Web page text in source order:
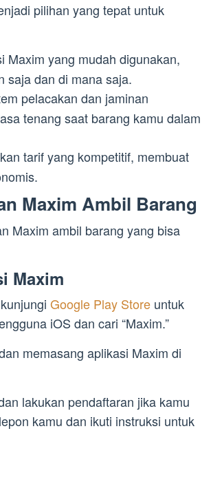
pilihan yang tepat untuk
Maxim yang mudah digunakan,
saja dan di mana saja.
pelacakan dan jaminan
tenang saat barang kamu dalam
tarif yang kompetitif, membuat
Maxim Ambil Barang
Maxim ambil barang yang bisa
Maxim
Google Play Store untuk
iOS dan cari “Maxim.”
memasang aplikasi Maxim di
lakukan pendaftaran jika kamu
kamu dan ikuti instruksi untuk